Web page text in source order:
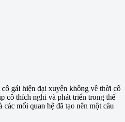
gái hiện đại xuyên không về thời cổ
cô thích nghi và phát triển trong thế
mối quan hệ đã tạo nên một câu